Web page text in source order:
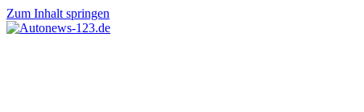
Zum Inhalt springen